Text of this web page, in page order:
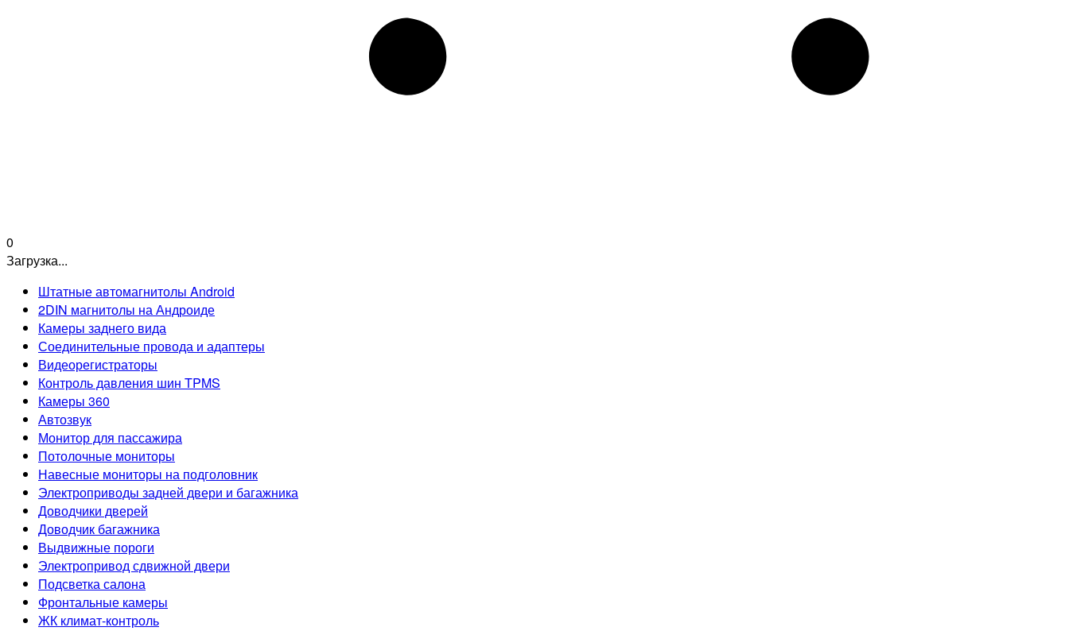
0
Загрузка...
Штатные автомагнитолы Android
2DIN магнитолы на Андроиде
Камеры заднего вида
Соединительные провода и адаптеры
Видеорегистраторы
Контроль давления шин TPMS
Камеры 360
Автозвук
Монитор для пассажира
Потолочные мониторы
Навесные мониторы на подголовник
Электроприводы задней двери и багажника
Доводчики дверей
Доводчик багажника
Выдвижные пороги
Электропривод сдвижной двери
Подсветка салона
Фронтальные камеры
ЖК климат-контроль